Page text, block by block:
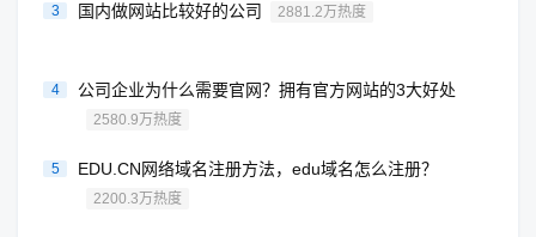
3 国内做网站比较好的公司 2881.2万热度
4 公司企业为什么需要官网？拥有官方网站的3大好处
2580.9万热度
5 EDU.CN网络域名注册方法，edu域名怎么注册？
2200.3万热度